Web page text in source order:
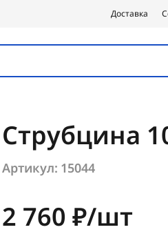
Доставка
Струбцина
Артикул: 15044
Цена:
2 760 ₽/шт